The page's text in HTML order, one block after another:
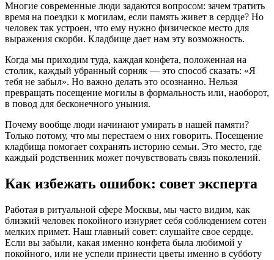
Многие современные люди задаются вопросом: зачем тратить
время на поездки к могилам, если память живет в сердце? Но
человек так устроен, что ему нужно физическое место для
выражения скорби. Кладбище дает нам эту возможность.
Когда мы приходим туда, каждая конфета, положенная на
столик, каждый убранный сорняк — это способ сказать: «Я
тебя не забыл». Но важно делать это осознанно. Нельзя
превращать посещение могилы в формальность или, наоборот,
в повод для бесконечного уныния.
Почему вообще люди начинают умирать в нашей памяти?
Только потому, что мы перестаем о них говорить. Посещение
кладбища помогает сохранять историю семьи. Это место, где
каждый родственник может почувствовать связь поколений.
Как избежать ошибок: совет эксперта
Работая в ритуальной сфере Москвы, мы часто видим, как
близкий человек покойного изнуряет себя соблюдением сотен
мелких примет. Наш главный совет: слушайте свое сердце.
Если вы забыли, какая именно конфета была любимой у
покойного, или не успели принести цветы именно в субботу